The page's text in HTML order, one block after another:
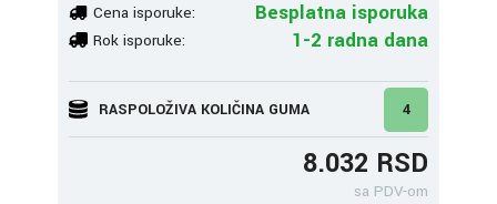
Cena isporuke: Besplatna isporuka
Rok isporuke: 1-2 radna dana
RASPOLOŽIVA KOLIČINA GUMA 4
8.032 RSD
sa PDV-om